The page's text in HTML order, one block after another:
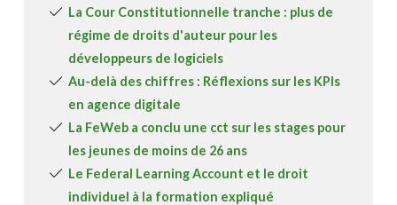
La Cour Constitutionnelle tranche : plus de
régime de droits d'auteur pour les
développeurs de logiciels
Au-delà des chiffres : Réflexions sur les KPIs
en agence digitale
La FeWeb a conclu une cct sur les stages pour
les jeunes de moins de 26 ans
Le Federal Learning Account et le droit
individuel à la formation expliqué